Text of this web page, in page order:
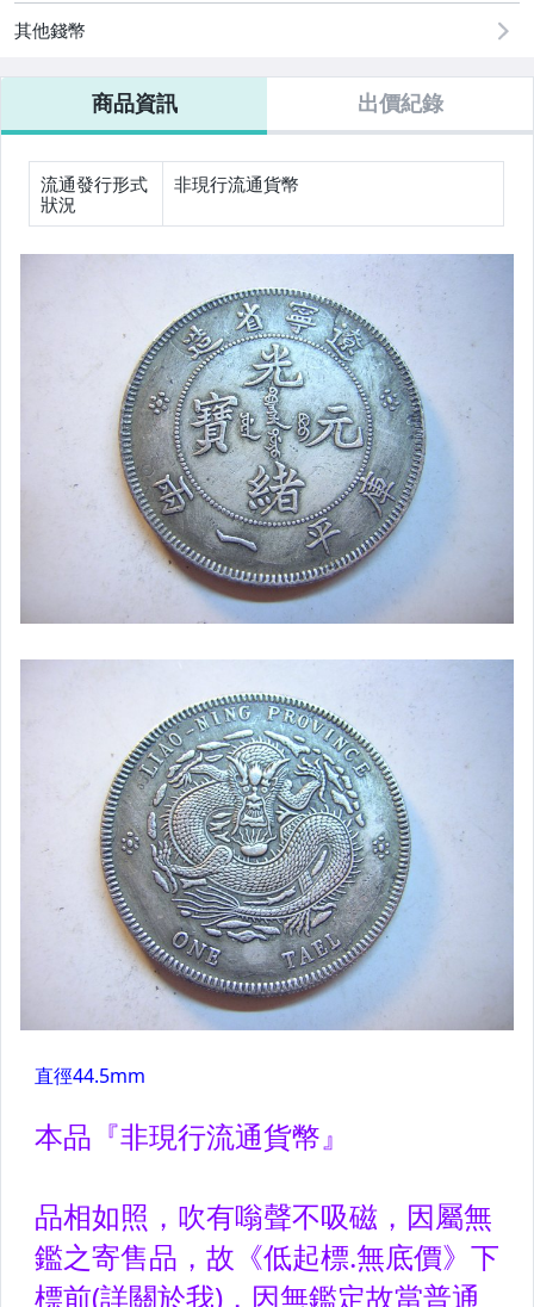
偶像、球員卡與郵幣
手錶與飾品配件
美容保養與彩妝
美食與地方特產
其他錢幣
商品資訊 出價紀錄
流通發行形式
狀況
非現行流通貨幣